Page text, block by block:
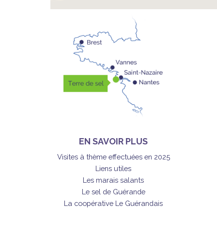
EN SAVOIR PLUS
Visites à thème effectuées en 2025
Liens utiles
Les marais salants
Le sel de Guérande
La coopérative Le Guérandais